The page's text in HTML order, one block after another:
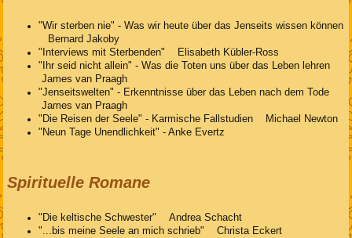
"Wir sterben nie" - Was wir heute über das Jenseits wissen können
Bernard Jakoby
"Interviews mit Sterbenden" Elisabeth Kübler-Ross
"Ihr seid nicht allein" - Was die Toten uns über das Leben lehren
James van Praagh
"Jenseitswelten" - Erkenntnisse über das Leben nach dem Tode
James van Praagh
"Die Reisen der Seele" - Karmische Fallstudien Michael Newton
"Neun Tage Unendlichkeit" - Anke Evertz
Spirituelle Romane
"Die keltische Schwester" Andrea Schacht
"...bis meine Seele an mich schrieb" Christa Eckert